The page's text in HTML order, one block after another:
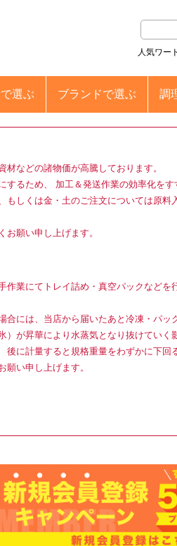
人気ワー
で選ぶ ブランドで選ぶ 調
材などの諸物価が高騰しております。
するため、 加工＆発送作業の効率化をす
もしくは金・土のご注文については原料
お願い申し上げます。
作業にてトレイ詰め・真空パックなど
合には、当店から届いたあと冷凍・パッ
）が昇華により水蒸気となり抜けてい
に計量すると規格重量をわずかに下回
願い申し上げます。